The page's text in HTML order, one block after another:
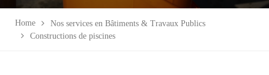
Home
Nos services en Bâtiments & Travaux Publics
Constructions de piscines